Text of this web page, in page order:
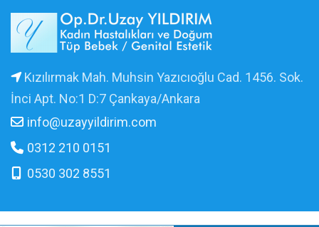
Kızılırmak Mah. Muhsin Yazıcıoğlu Cad. 1456. Sok.
İnci Apt. No:1 D:7 Çankaya/Ankara
info@uzayyildirim.com
0312 210 0151
0530 302 8551